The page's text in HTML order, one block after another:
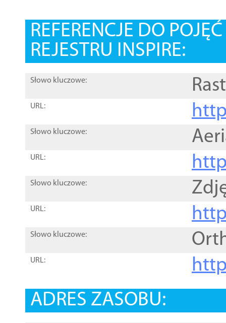
REFERENCJE DO
REJESTRU INSPIRE:
Słowo kluczowe:
URL:
Słowo kluczowe:
URL:
Słowo kluczowe:
URL:
Słowo kluczowe:
URL:
ADRES ZASOBU: